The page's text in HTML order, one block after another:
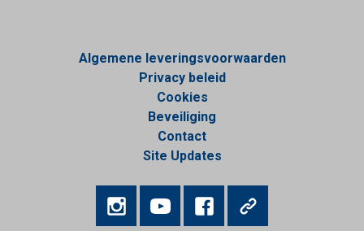
Algemene leveringsvoorwaarden
Privacy beleid
Cookies
Beveiliging
Contact
Site Updates